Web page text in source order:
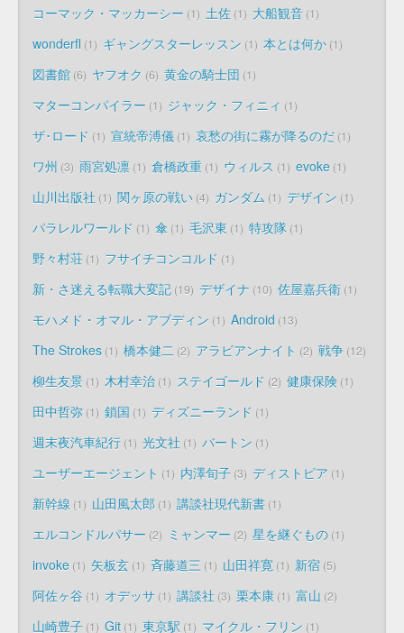
コーマック・マッカーシー 1 土佐 1 大船観音 1
wonderfl 1 ギャングスターレッスン 1 本とは何か 1
図書館 6 ヤフオク 6 黄金の騎士団 1
マターコンパイラー 1 ジャック・フィニィ 1
ザ･ロード 1 宣統帝溥儀 1 哀愁の街に霧が降るのだ 1
ワ州 3 雨宮処凛 1 倉橋政重 1 ウィルス 1 evoke 1
山川出版社 1 関ヶ原の戦い 4 ガンダム 1 デザイン 1
パラレルワールド 1 傘 1 毛沢東 1 特攻隊 1
野々村荘 1 フサイチコンコルド 1
新・さ迷える転職大変記 19 デザイナ 10 佐屋嘉兵衛 1
モハメド・オマル・アブディン 1 Android 13
The Strokes 1 橋本健二 2 アラビアンナイト 2 戦争 12
柳生友景 1 木村幸治 1 ステイゴールド 2 健康保険 1
田中哲弥 1 鎖国 1 ディズニーランド 1
週末夜汽車紀行 1 光文社 1 バートン 1
ユーザーエージェント 1 内澤旬子 3 ディストピア 1
新幹線 1 山田風太郎 1 講談社現代新書 1
エルコンドルパサー 2 ミャンマー 2 星を継ぐもの 1
invoke 1 矢板玄 1 斉藤道三 1 山田祥寛 1 新宿 5
阿佐ヶ谷 1 オデッサ 1 講談社 3 栗本康 1 富山 2
山崎豊子 1 Git 1 東京駅 1 マイクル・フリン 1